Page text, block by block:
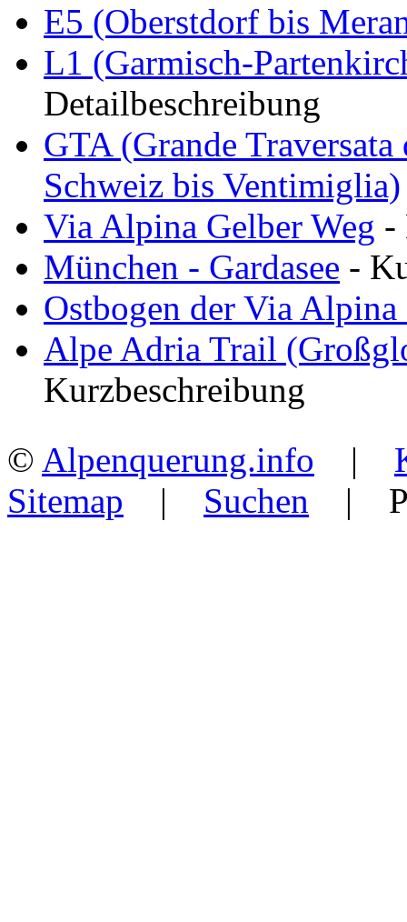
E5 (Oberstdorf bis
L1 (Garmisch-
Detailbeschreibung
GTA (Grande
Schweiz bis Ventimiglia)
Via Alpina Gelber Weg -
München - Gardasee -
Ostbogen der Via
Alpe Adria Trail
Kurzbeschreibung
© Alpenquerung.info |
Sitemap | Suchen |